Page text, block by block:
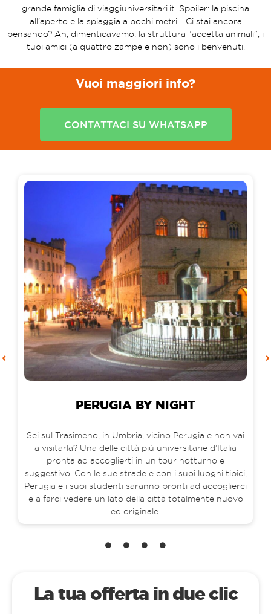
grande famiglia di viaggiuniversitari.it. Spoiler: la piscina
all’aperto e la spiaggia a pochi metri… Ci stai ancora
pensando? Ah, dimenticavamo: la struttura “accetta animali”, i
tuoi amici (a quattro zampe e non) sono i benvenuti.
Vuoi maggiori info?
CONTATTACI SU WHATSAPP
PERUGIA BY NIGHT
Sei sul Trasimeno, in Umbria, vicino Perugia e non vai
a visitarla? Una delle città più universitarie d’Italia
pronta ad accoglierti in un tour notturno e
suggestivo. Con le sue strade e con i suoi luoghi tipici,
Perugia e i suoi studenti saranno pronti ad accoglierci
e a farci vedere un lato della città totalmente nuovo
ed originale.
La tua offerta in due clic